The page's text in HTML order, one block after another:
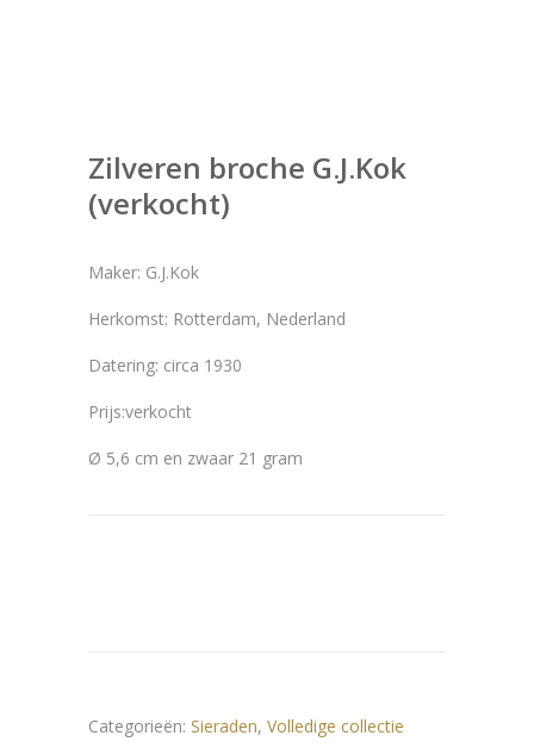
Zilveren broche G.J.Kok
(verkocht)
Maker: G.J.Kok
Herkomst: Rotterdam, Nederland
Datering: circa 1930
Prijs:verkocht
Ø 5,6 cm en zwaar 21 gram
Categorieën: Sieraden, Volledige collectie